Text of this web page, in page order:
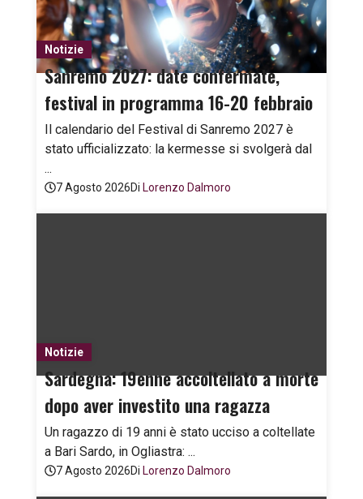
Notizie
Sanremo 2027: date confermate,
festival in programma 16-20 febbraio
Il calendario del Festival di Sanremo 2027 è
stato ufficializzato: la kermesse si svolgerà dal
...
7 Agosto 2026Di Lorenzo Dalmoro
Notizie
Sardegna: 19enne accoltellato a morte
dopo aver investito una ragazza
Un ragazzo di 19 anni è stato ucciso a coltellate
a Bari Sardo, in Ogliastra: ...
7 Agosto 2026Di Lorenzo Dalmoro